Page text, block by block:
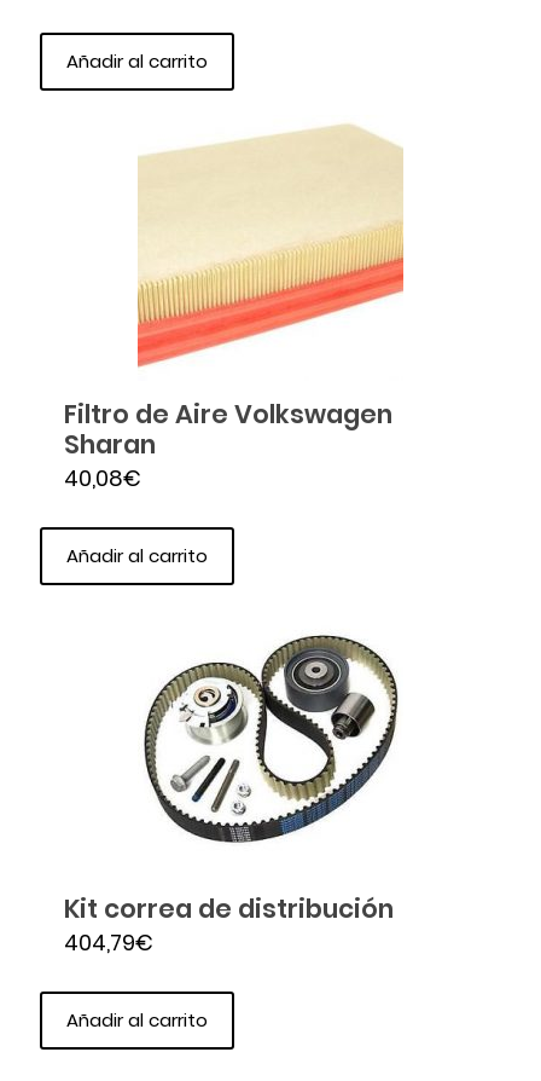
Añadir al carrito
Filtro de Aire Volkswagen
Sharan
40,08€
Añadir al carrito
Kit correa de distribución
404,79€
Añadir al carrito